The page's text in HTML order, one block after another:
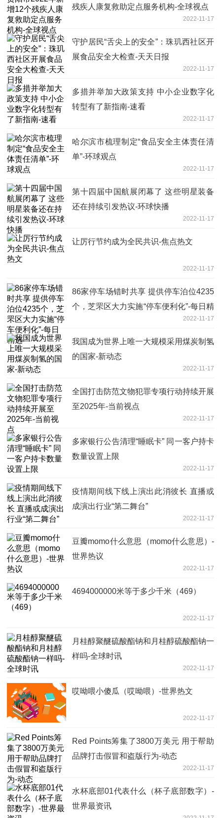
残疾人康复救助定点服务机构-全球视点
2022-11-17
守护居民“舌尖上的安全”：珠玑西社区开
展食品安全大检查-天天日报
2022-11-17
多措并举加大政策支持 中小企业数字化
转型有了新指南-速看
2022-11-17
哈尔滨市梳理制定“食品安全主体责任清
单”-环球观点
2022-11-17
第十四届中国航展闭幕了 这些明星装备
还在持续引发热议-环球快播
2022-11-17
让厉行节约成为全民共识-焦点热文
2022-11-17
86家停车场错时共享 提供停车泊位4235
个，芝罘区大力实施“停车便利化”-每日精
2022-11-17
我国成为世界上唯一大规模采用煤炭制氢
的国家-新动态
2022-11-17
全国打击防范文物犯罪专项行动持续开展
至2025年-当前视点
2022-11-17
多家银行公告清理“睡眠卡” 同一客户持卡
数量设置上限
2022-11-17
疫情期间线下线上演出此消彼长 直播或
成演出行业“第二舞台”
2022-11-17
豆瓣momo什么意思（momo什么意思）-
世界热议
2022-11-17
4694000000米等于多少千米（469）
2022-11-17
月桂醇聚醚硫酸酯钠和月桂醇硫酸酯钠一
样吗-全球时讯
2022-11-17
哎呦喂小傻瓜（哎呦喂）-世界热文
2022-11-17
Red Points筹集了3800万美元 用于帮助
品牌打击假冒和盗版行为-动态
2022-11-17
水杯底部01代表什么（杯子底部数字）-
世界最资讯